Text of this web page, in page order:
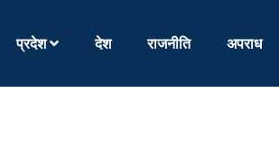
प्रदेश देश राजनीति अपराध